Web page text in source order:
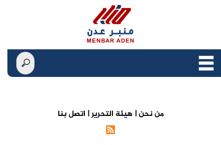
من نحن | هيئة التحرير | اتصل بنا